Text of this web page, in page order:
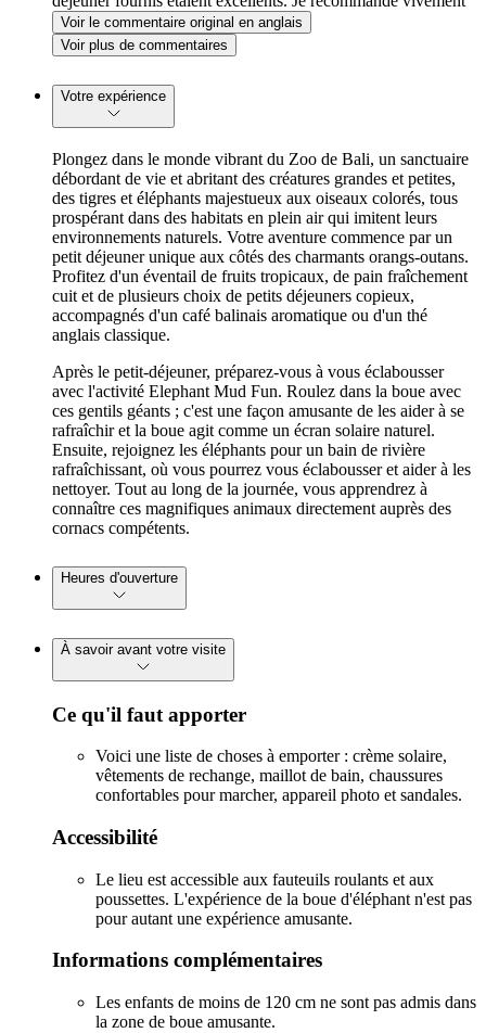
cette expérience !
Voir le commentaire original en anglais
Voir plus de commentaires
Votre expérience
Plongez dans le monde vibrant du Zoo de Bali, un sanctuaire
débordant de vie et abritant des créatures grandes et petites,
des tigres et éléphants majestueux aux oiseaux colorés, tous
prospérant dans des habitats en plein air qui imitent leurs
environnements naturels. Votre aventure commence par un
petit déjeuner unique aux côtés des charmants orangs-outans.
Profitez d'un éventail de fruits tropicaux, de pain fraîchement
cuit et de plusieurs choix de petits déjeuners copieux,
accompagnés d'un café balinais aromatique ou d'un thé
anglais classique.
Après le petit-déjeuner, préparez-vous à vous éclabousser
avec l'activité Elephant Mud Fun. Roulez dans la boue avec
ces gentils géants ; c'est une façon amusante de les aider à se
rafraîchir et la boue agit comme un écran solaire naturel.
Ensuite, rejoignez les éléphants pour un bain de rivière
rafraîchissant, où vous pourrez vous éclabousser et aider à les
nettoyer. Tout au long de la journée, vous apprendrez à
connaître ces magnifiques animaux directement auprès des
cornacs compétents.
Heures d'ouverture
À savoir avant votre visite
Ce qu'il faut apporter
Voici une liste de choses à emporter : crème solaire,
vêtements de rechange, maillot de bain, chaussures
confortables pour marcher, appareil photo et sandales.
Accessibilité
Le lieu est accessible aux fauteuils roulants et aux
poussettes. L'expérience de la boue d'éléphant n'est pas
pour autant une expérience amusante.
Informations complémentaires
Les enfants de moins de 120 cm ne sont pas admis dans
la zone de boue amusante.